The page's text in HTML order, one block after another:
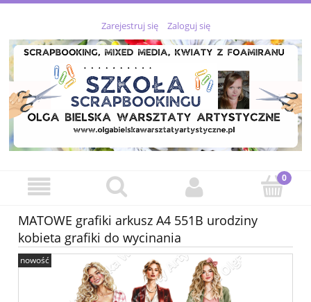
Zarejestruj się Zaloguj się
MATOWE grafiki arkusz A4 551B urodziny
kobieta grafiki do wycinania
nowość